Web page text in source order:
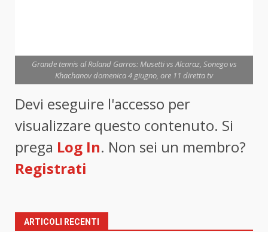
Grande tennis al Roland Garros: Musetti vs Alcaraz, Sonego vs
Khachanov domenica 4 giugno, ore 11 diretta tv
Devi eseguire l'accesso per
visualizzare questo contenuto. Si
prega Log In. Non sei un membro?
Registrati
ARTICOLI RECENTI